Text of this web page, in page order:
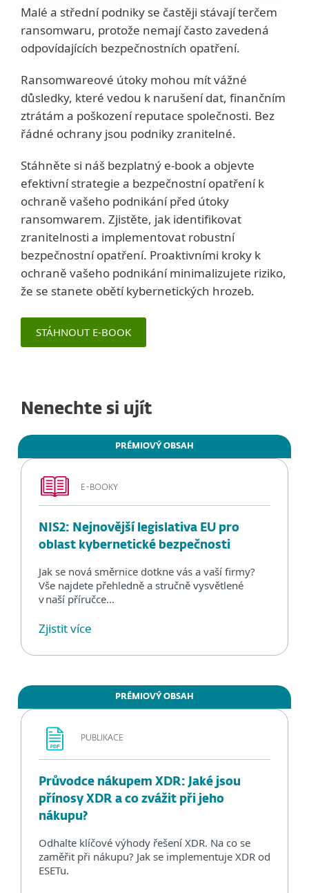
Malé a střední podniky se častěji stávají terčem
ransomwaru, protože nemají často zavedená
odpovídajících bezpečnostních opatření.
Ransomwareové útoky mohou mít vážné
důsledky, které vedou k narušení dat, finančním
ztrátám a poškození reputace společnosti. Bez
řádné ochrany jsou podniky zranitelné.
Stáhněte si náš bezplatný e-book a objevte
efektivní strategie a bezpečnostní opatření k
ochraně vašeho podnikání před útoky
ransomwarem. Zjistěte, jak identifikovat
zranitelnosti a implementovat robustní
bezpečnostní opatření. Proaktivními kroky k
ochraně vašeho podnikání minimalizujete riziko,
že se stanete obětí kybernetických hrozeb.
STÁHNOUT E-BOOK
Nenechte si ujít
PRÉMIOVÝ OBSAH
E-BOOKY
NIS2: Nejnovější legislativa EU pro
oblast kybernetické bezpečnosti
Jak se nová směrnice dotkne vás a vaší firmy?
Vše najdete přehledně a stručně vysvětlené
v naší příručce...
Zjistit více
PRÉMIOVÝ OBSAH
PUBLIKACE
Průvodce nákupem XDR: Jaké jsou
přínosy XDR a co zvážit při jeho
nákupu?
Odhalte klíčové výhody řešení XDR. Na co se
zaměřit při nákupu? Jak se implementuje XDR od
ESETu.